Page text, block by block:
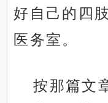
好自己的四
医务室。
按那篇文